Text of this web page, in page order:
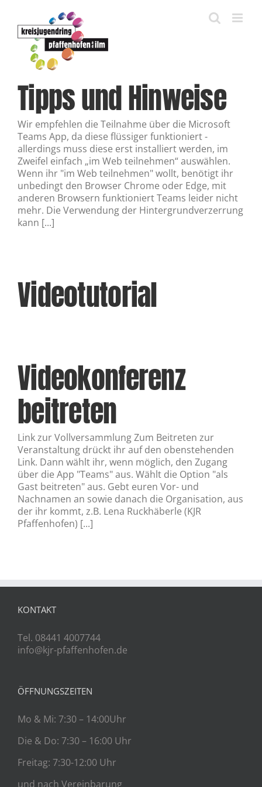
springen
Tipps und Hinweise
Wir empfehlen die Teilnahme über die Microsoft
Teams App, da diese flüssiger funktioniert -
allerdings muss diese erst installiert werden, im
Zweifel einfach „im Web teilnehmen“ auswählen.
Wenn ihr "im Web teilnehmen" wollt, benötigt ihr
unbedingt den Browser Chrome oder Edge, mit
anderen Browsern funktioniert Teams leider nicht
mehr. Die Verwendung der Hintergrundverzerrung
kann [...]
Videotutorial
Videokonferenz
beitreten
Link zur Vollversammlung Zum Beitreten zur
Veranstaltung drückt ihr auf den obenstehenden
Link. Dann wählt ihr, wenn möglich, den Zugang
über die App "Teams" aus. Wählt die Option "als
Gast beitreten" aus. Gebt euren Vor- und
Nachnamen an sowie danach die Organisation, aus
der ihr kommt, z.B. Lena Ruckhäberle (KJR
Pfaffenhofen) [...]
KONTAKT
Tel. 08441 4007744
info@kjr-pfaffenhofen.de
ÖFFNUNGSZEITEN
Mo & Mi: 7:30 – 14:00Uhr
Die & Do: 7:30 – 16:00 Uhr
Freitag: 7:30-12:00 Uhr
und nach Vereinbarung